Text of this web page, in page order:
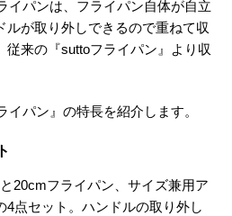
イパンは、フライパン自体が自立
ルが取り外しできるので重ねて収
従来の『suttoフライパン』より収
パン』の特長を紹介します。
20cmフライパン、サイズ兼用ア
4点セット。ハンドルの取り外し